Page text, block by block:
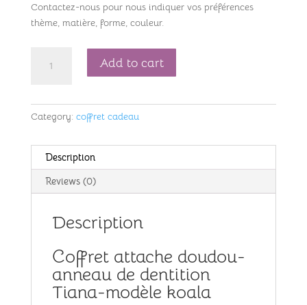
Contactez-nous pour nous indiquer vos préférences
thème, matière, forme, couleur.
attache
anneau
de
Tiana-
modèle
koala-
ref
quantity
Add to cart
Category: coffret cadeau
Description
Reviews (0)
Description
Coffret attache doudou-
anneau de dentition
Tiana-modèle koala